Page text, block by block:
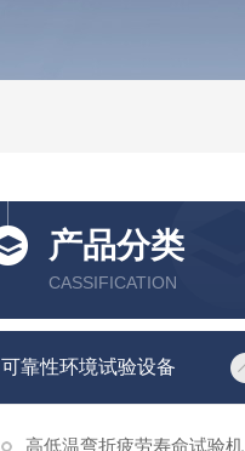
产品分类
CASSIFICATION
可靠性环境试验设备
高低温弯折疲劳寿命试验机